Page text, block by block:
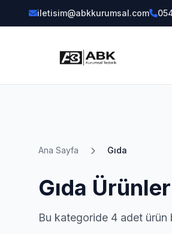
iletisim@abkkurumsal.com
Ana Sayfa Gıda
Gıda
Bu kategoride 4 adet ürün